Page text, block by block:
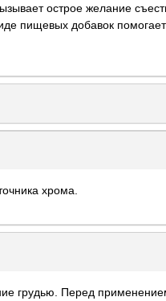
острое желание
пищевых добавок помогает
хрома.
грудью. Перед